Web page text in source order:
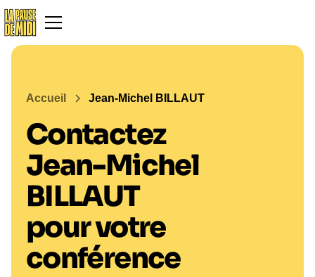
Accueil Jean-Michel BILLAUT
Contactez
Jean-Michel
BILLAUT
pour votre
conférence